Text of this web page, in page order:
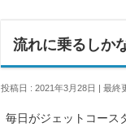
流れに乗るしか
投稿日 : 2021年3月28日 最終
毎日がジェットコース